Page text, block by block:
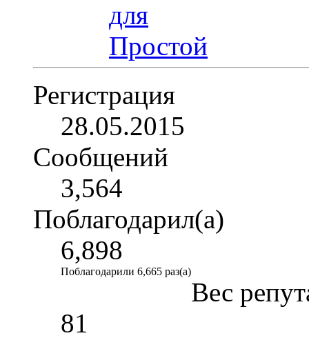
Регистрация
28.05.2015
Сообщений
3,564
Поблагодарил(а)
6,898
Поблагодарили 6,665 раз(а)
Вес
81